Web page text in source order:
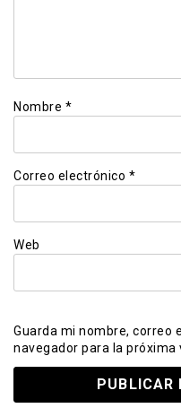
Nombre *
Correo electrónico *
Web
Guarda mi nombre, correo
navegador para la próxima